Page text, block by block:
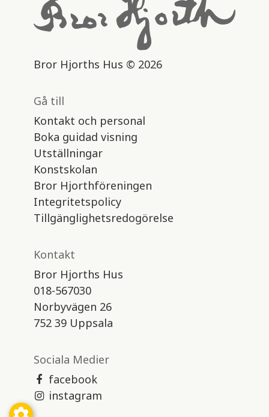
Bror Hjorths Hus © 2026
Gå till
Kontakt och personal
Boka guidad visning
Utställningar
Konstskolan
Bror Hjorthföreningen
Integritetspolicy
Tillgänglighetsredogörelse
Kontakt
Bror Hjorths Hus
018-567030
Norbyvägen 26
752 39 Uppsala
Sociala Medier
facebook
instagram